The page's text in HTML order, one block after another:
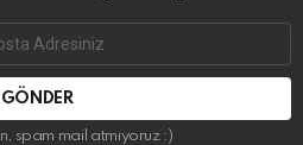
spam mail atmıyoruz :)